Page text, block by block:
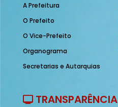
A Prefeitura
O Prefeito
O Vice-Prefeito
Organograma
Secretarias e Autarquias
TRANSPARÊNCIA